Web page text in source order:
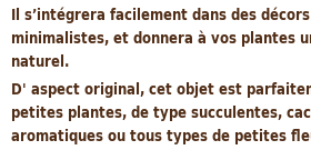
Il s’intégrera facilement dans des
minimalistes, et donnera à vos plantes
naturel.
D' aspect original, cet objet est
petites plantes, de type succulentes,
aromatiques ou tous types de petites